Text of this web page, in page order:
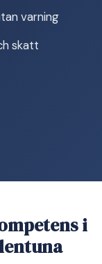
varning
skatt
i